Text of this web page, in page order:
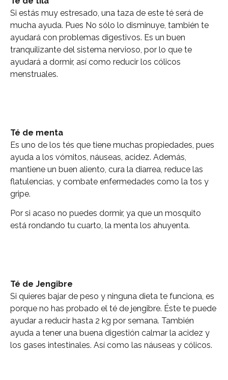
Si estás muy estresado, una taza de este té será de
mucha ayuda. Pues No sólo lo disminuye, también te
ayudará con problemas digestivos. Es un buen
tranquilizante del sistema nervioso, por lo que te
ayudará a dormir, así como reducir los cólicos
menstruales.
Té de menta
Es uno de los tés que tiene muchas propiedades, pues
ayuda a los vómitos, náuseas, acidez. Además,
mantiene un buen aliento, cura la diarrea, reduce las
flatulencias, y combate enfermedades como la tos y
gripe.
Por si acaso no puedes dormir, ya que un mosquito
está rondando tu cuarto, la menta los ahuyenta.
Té de Jengibre
Si quieres bajar de peso y ninguna dieta te funciona, es
porque no has probado el té de jengibre. Éste te puede
ayudar a reducir hasta 2 kg por semana. También
ayuda a tener una buena digestión calmar la acidez y
los gases intestinales. Así como las náuseas y cólicos.